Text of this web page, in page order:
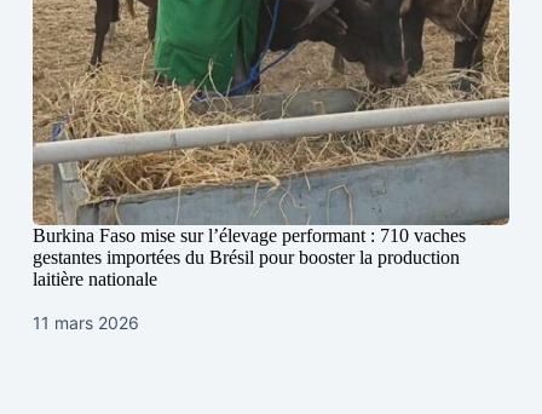
Burkina Faso mise sur l’élevage performant : 710 vaches
gestantes importées du Brésil pour booster la production
laitière nationale
11 mars 2026